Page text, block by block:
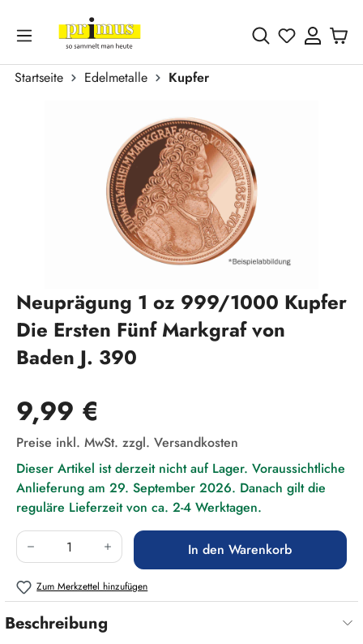
Zum Hauptinhalt springen
Du hast 0
Startseite Edelmetalle
Kupfer
Neuprägung 1 oz 999/1000 Kupfer
Die Ersten Fünf Markgraf von
Baden J. 390
Regulärer Preis:
9,99 €
Preise inkl. MwSt. zzgl. Versandkosten
Dieser Artikel ist derzeit nicht auf Lager. Voraussichtliche
Anlieferung am 29. September 2026. Danach gilt die
reguläre Lieferzeit von ca. 2-4 Werktagen.
Produkt Anzahl: Gib den gewünschten Wert
In den Warenkorb
Zum Merkzettel hinzufügen
Beschreibung